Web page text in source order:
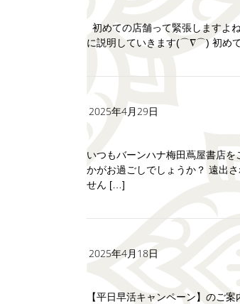
初めての店舗って緊張しますよ
に説明していきます(⌒∇⌒) 初め
2025年4月29日
いつもバーンハナ梅田蔦屋書店
かがお過ごしでしょうか？ 遠出
せん […]
2025年4月18日
【平日早活キャンペーン】のご案